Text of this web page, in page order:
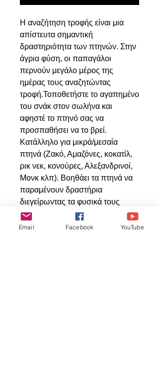
H αναζήτηση τροφής είναι μια
απίστευτα σημαντική
δραστηριότητα των πτηνών. Στην
άγρια φύση, οι παπαγάλοι
περνούν μεγάλο μέρος της
ημέρας τους αναζητώντας
τροφή.Τοποθετήστε το αγαπημένο
του σνάκ στον σωλήνα και
αφηστέ το πτηνό σας να
προσπαθήσει να το βρεί.
Κατάλληλο για μικρά/μεσαία
πτηνά (Ζακό, Αμαζόνες, κοκατίλ,
ρικ νεκ, κονούρες, Αλεξανδρινοί,
Μονκ κλπ). Βοηθάει τα πτηνά να
παραμένουν δραστήρια
διεγείρωντας τα φυσικά τους
ένστικτα για εξέρευνηση.
Email Facebook YouTube